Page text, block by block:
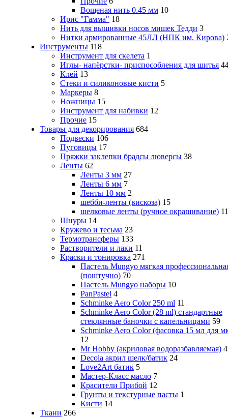
Вощеная нить 0.45 мм 10
Ирис "Гамма" 18
Нить для вышивки носов мишек Тедди 3
Нитки армированные 45ЛЛ (НПК им. Кирова)
Инструменты 118
Инструмент для скелета 1
Иглы- напёрстки- приспособления для шитья
Клей 13
Стеки и силиконовые кисти 5
Маркеры 8
Ножницы 15
Инструмент для набивки 12
Прочие 15
Товары для декорирования 684
Подвески 106
Пуговицы 17
Пряжки заклепки брадсы люверсы 38
Ленты 62
Ленты 3 мм 27
Ленты 6 мм 7
Ленты 10 мм 2
шебби-ленты (вискоза) 15
шелковые ленты (ручное окрашивание) 11
Шнуры 14
Кружево и тесьма 23
Термотрансферы 133
Растворители и лаки 11
Краски и тонировка 271
Пастель Mungyo мягкая
(поштучно) 70
Пастель Mungyo наборы 10
PanPastel 4
Schminke Aero Color 250 ml 11
Schminke Aero Color (28 ml) стандартные
стеклянные баночки с капельницами 59
Schminke Aero Color (фасовка 15 мл для
12
Mr Hobby (акриловая водоразбавляемая)
Decola акрил шелк/батик 24
Love2Art батик 5
Мастер-Класс масло 7
Красители Прибой 12
Грунты и текстурные пасты 1
Кисти 14
Ткани 266